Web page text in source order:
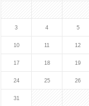
3 4 5
10 11 12
17 18 19
24 25 26
31